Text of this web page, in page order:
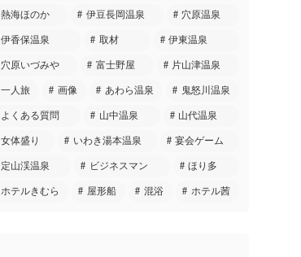
熱海ほのか 伊豆長岡温泉 穴原温泉
伊香保温泉 取材 伊東温泉
穴原いづみや 富士野屋 片山津温泉
一人旅 画像 あわら温泉 鬼怒川温泉
よくある質問 山中温泉 山代温泉
女体盛り いわき湯本温泉 宴会ゲーム
定山渓温泉 ビジネスマン ほり多
ホテルきむら 屋形船 混浴 ホテル茜